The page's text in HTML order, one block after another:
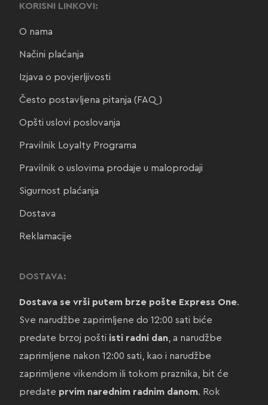
KORISNI LINKOVI:
O nama
Načini plaćanja
Izjava o povjerljivosti
Često postavljena pitanja (FAQ)
Opšti uslovi poslovanja
Pravilnik Loyalty Programa
Pravilnik o uslovima prodaje u maloprodaji
Sigurnost plaćanja
Dostava
Reklamacije
DOSTAVA:
Dostava se vrši putem brze pošte Express One.
Sve narudžbe zaprimljene do 12:00 sati biće
predate brzoj pošti isti radni dan, a narudžbe
zaprimljene nakon 12:00 sati, kao i narudžbe
zaprimljene vikendom ili tokom praznika, bit će
predate prvim narednim radnim danom. Rok